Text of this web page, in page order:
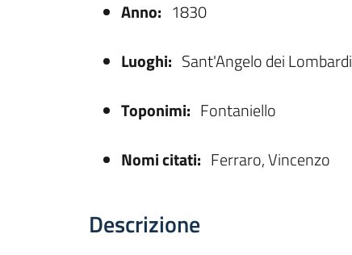
Anno: 1830
Luoghi: Sant'Angelo dei Lombardi
Toponimi: Fontaniello
Nomi citati: Ferraro, Vincenzo
Descrizione